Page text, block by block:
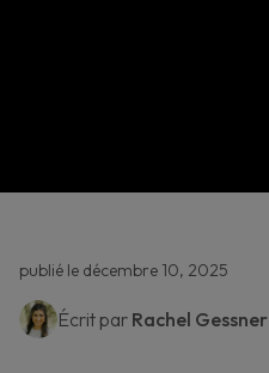
publié le décembre 10, 2025
Écrit par Rachel Gessner